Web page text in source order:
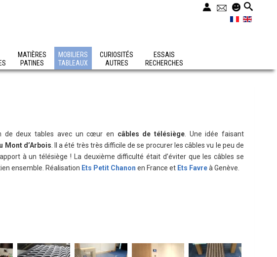
MATIÈRES
PATINES
MOBILIERS
TABLEAUX
CURIOSITÉS
AUTRES
ESSAIS
RECHERCHES
de deux tables avec un cœur en câbles de télésiège. Une idée faisant
Mont d’Arbois . Il a été très très difficile de se procurer les câbles vu le peu de
à un télésiège ! La deuxième difficulté était d’éviter que les câbles se
ensemble. Réalisation Ets Petit Chanon en France et Ets Favreà Genève.